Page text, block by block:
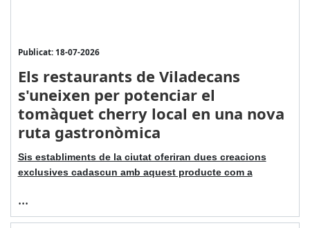
Publicat: 18-07-2026
Els restaurants de Viladecans
s'uneixen per potenciar el
tomàquet cherry local en una nova
ruta gastronòmica
Sis establiments de la ciutat oferiran dues creacions
exclusives cadascun amb aquest producte com a
...